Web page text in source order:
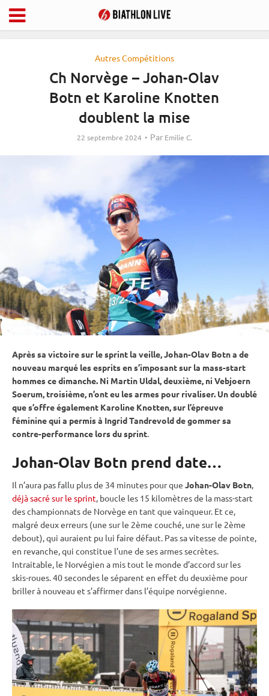
Autres Compétitions
Ch Norvège – Johan-Olav
Botn et Karoline Knotten
doublent la mise
22 septembre 2024 Par Emilie C.
Après sa victoire sur lesprint la veille, Johan-Olav Botn a de
nouveau marqué les esprits en s’imposant sur la mass-start
hommes ce dimanche. Ni Martin Uldal, deuxième, ni Vebjoern
Soerum, troisième, n’ont eu les armes pour rivaliser. Un doublé
que s’offre également Karoline Knotten, sur l’épreuve
féminine qui a permis à Ingrid Tandrevold de gommer sa
contre-performance lors dusprint.
Johan-Olav Botn prend date…
Il n’aura pas fallu plus de 34 minutes pour que Johan-Olav Botn,
déjà sacré sur le sprint, boucle les 15 kilomètres de la mass-start
des championnats de Norvège en tant que vainqueur. Et ce,
malgré deux erreurs (une sur le 2ème couché, une sur le 2ème
debout), qui auraient pu lui faire défaut. Pas sa vitesse de pointe,
en revanche, qui constitue l’une de ses armes secrètes.
Intraitable, le Norvégien a mis tout le monde d’accord sur les
skis-roues. 40 secondes le séparent en effet du deuxième pour
briller à nouveau et s’affirmer dans l’équipe norvégienne.